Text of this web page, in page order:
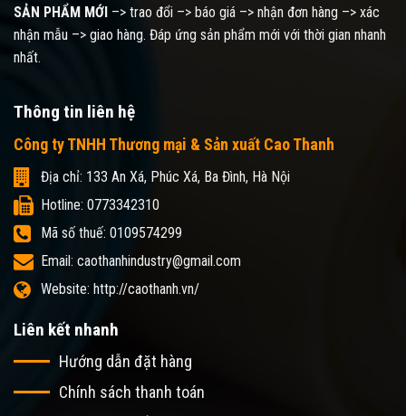
SẢN PHẨM MỚI –> trao đổi –> báo giá –> nhận đơn hàng –> xác
nhận mẫu –> giao hàng. Đáp ứng sản phẩm mới với thời gian nhanh
nhất.
Thông tin liên hệ
Công ty TNHH Thương mại & Sản xuất Cao Thanh
Địa chỉ: 133 An Xá, Phúc Xá, Ba Đình, Hà Nội
Hotline: 0773342310
Mã số thuế: 0109574299
Email: caothanhindustry@gmail.com
Website: http://caothanh.vn/
Liên kết nhanh
Hướng dẫn đặt hàng
Chính sách thanh toán